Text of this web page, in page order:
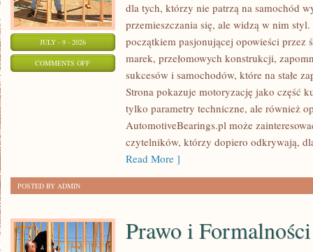
JULY - 9 - 2026
COMMENTS OFFON
WYDARZENIA
SPOTKANIA
KLASYKÓW
dla tych, którzy nie patrzą na samochód
przemieszczania się, ale widzą w nim
początkiem pasjonującej opowieści przez
marek, przełomowych konstrukcji,
sukcesów i samochodów, które na stałe
Strona pokazuje motoryzację jako część
tylko parametry techniczne, ale również
AutomotiveBearings.pl może
czytelników, którzy dopiero odkrywają,
Read More ]
POSTED BY ADMIN
Prawo i Formalności